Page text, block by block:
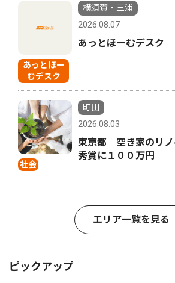
あっとほー
むデスク
横須賀・三浦
2026.08.07
あっとほーむデスク
社会
町田
2026.08.03
東京都 空き家のリ
秀賞に１００万円
エリア一覧を見る
ピックアップ